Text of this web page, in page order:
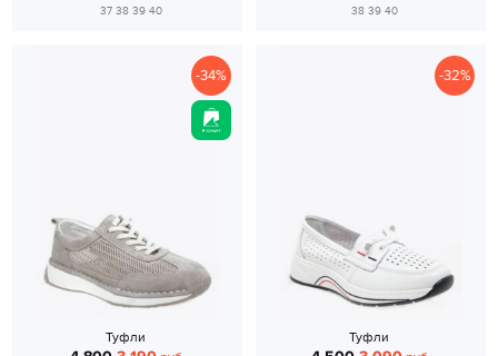
37 38 39 40 38 39 40
-34%
Туфли
-32%
Туфли